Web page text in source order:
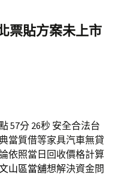
鍵
字:
票貼方案未上市
57分 26秒 安全合法台
當質借等家具汽車無貸
依照當日回收價格計算
山區當舖想解決資金問